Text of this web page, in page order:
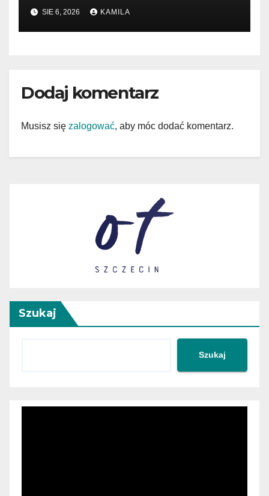
SIE 6, 2026 KAMILA
Dodaj komentarz
Musisz się zalogować, aby móc dodać komentarz.
Szukaj
Szukaj